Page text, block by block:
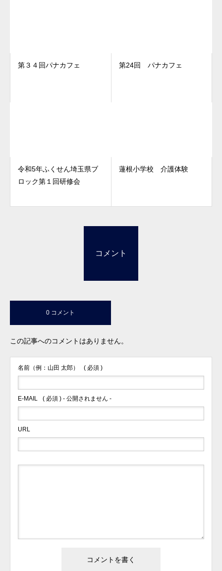
第３４回パナカフェ 第24回 パナカフェ
令和5年ふくせん埼玉県ブ
ロック第１回研修会
蓮根小学校 介護体験
コメント
0 コメント
この記事へのコメントはありません。
名前（例：山田 太郎） ( 必須 )
E-MAIL ( 必須 ) - 公開されません -
URL